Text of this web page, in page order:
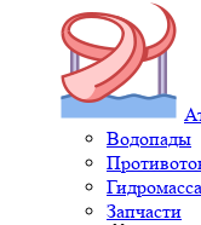
Водопады
Запчасти